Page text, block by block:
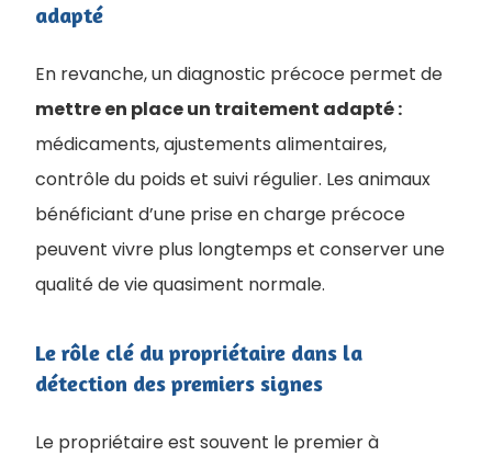
adapté
En revanche, un diagnostic précoce permet de
mettre en place un traitement adapté :
médicaments, ajustements alimentaires,
contrôle du poids et suivi régulier. Les animaux
bénéficiant d’une prise en charge précoce
peuvent vivre plus longtemps et conserver une
qualité de vie quasiment normale.
Le rôle clé du propriétaire dans la
détection des premiers signes
Le propriétaire est souvent le premier à